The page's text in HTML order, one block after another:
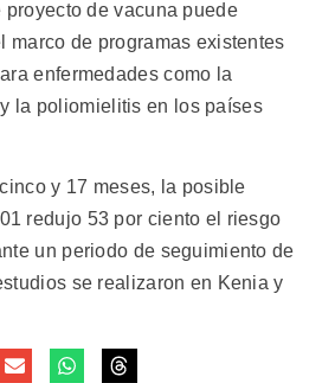
proyecto de vacuna puede
marco de programas existentes
enfermedades como la
la poliomielitis en los países
y 17 meses, la posible
redujo 53 por ciento el riesgo
un periodo de seguimiento de
se realizaron en Kenia y